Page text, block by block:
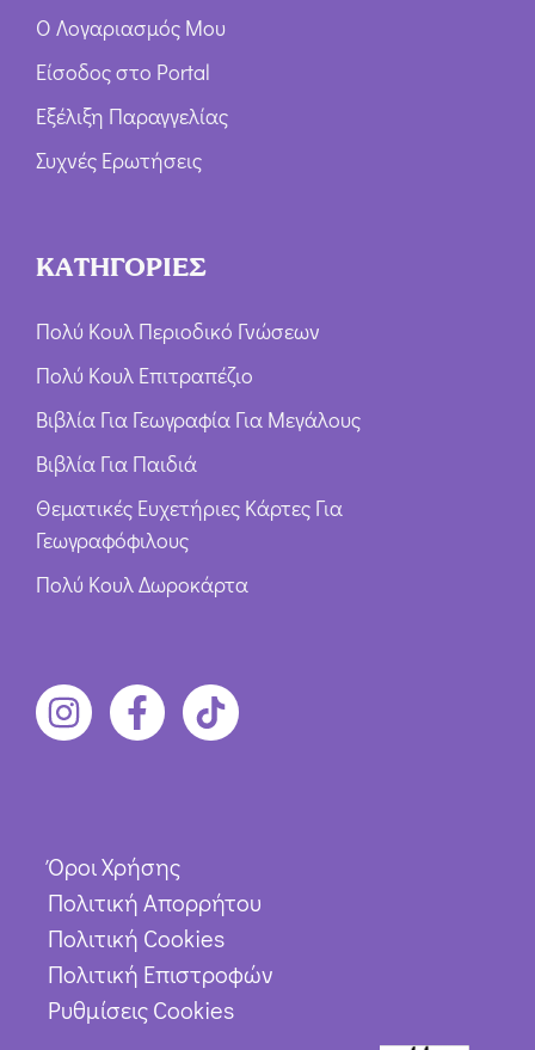
Ο Λογαριασμός Μου
Είσοδος στο Portal
Εξέλιξη Παραγγελίας
Συχνές Ερωτήσεις
ΚΑΤΗΓΟΡΙΕΣ
Πολύ Κουλ Περιοδικό Γνώσεων
Πολύ Κουλ Επιτραπέζιο
Βιβλία Για Γεωγραφία Για Μεγάλους
Βιβλία Για Παιδιά
Θεματικές Ευχετήριες Κάρτες Για
Γεωγραφόφιλους
Πολύ Κουλ Δωροκάρτα
Όροι Χρήσης
Πολιτική Απορρήτου
Πολιτική Cookies
Πολιτική Επιστροφών
Ρυθμίσεις Cookies